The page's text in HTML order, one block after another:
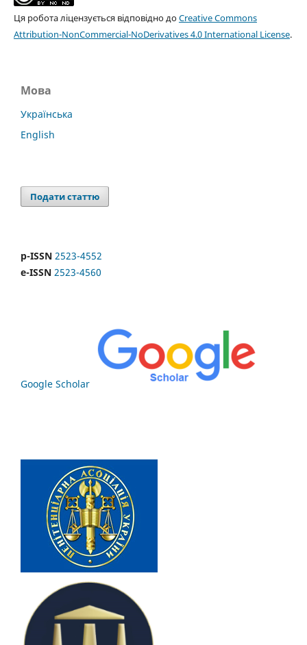
Ця робота ліцензується відповідно доCreative Commons
Attribution-NonCommercial-NoDerivatives 4.0 International License.
Мова
Українська
English
Подати статтю
p-ISSN 2523-4552
e-ISSN 2523-4560
Google Scholar